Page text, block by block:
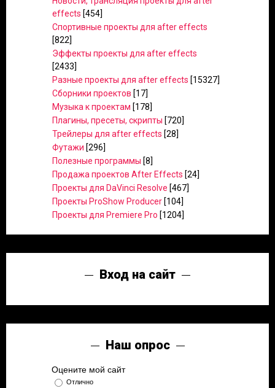
effects [454]
Спортивные проекты для after effects
[822]
Эффекты проекты для after effects
[2433]
Разные проекты для after effects [15327]
Сборники проектов [17]
Музыка к проектам [178]
Плагины, пресеты, скрипты [720]
Трейлеры для after effects [28]
Футажи [296]
Полезные программы [8]
Продажа проектов After Effects [24]
Проекты для DaVinci Resolve [467]
Проекты ProShow Producer [104]
Проекты для Premiere Pro [1204]
Вход на сайт
Наш опрос
Оцените мой сайт
Отлично